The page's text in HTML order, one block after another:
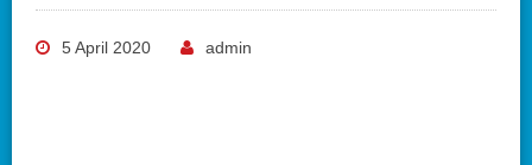
5 April 2020 admin